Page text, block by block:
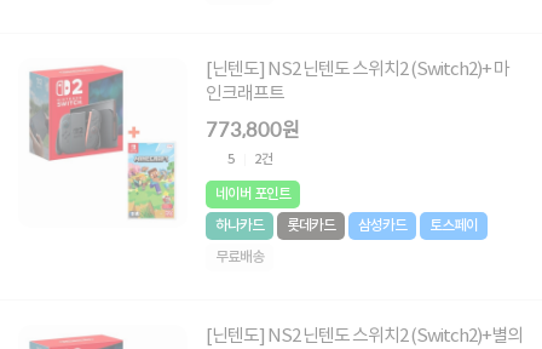
[닌텐도] NS2 닌텐도 스위치2 (Switch2)+ 마
인크래프트
773,800원
5 2건
네이버 포인트
하나카드
롯데카드 삼성카드
토스페이
무료배송
[닌텐도] NS2 닌텐도 스위치2 (Switch2)+별의